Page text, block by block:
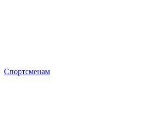
Спортсменам